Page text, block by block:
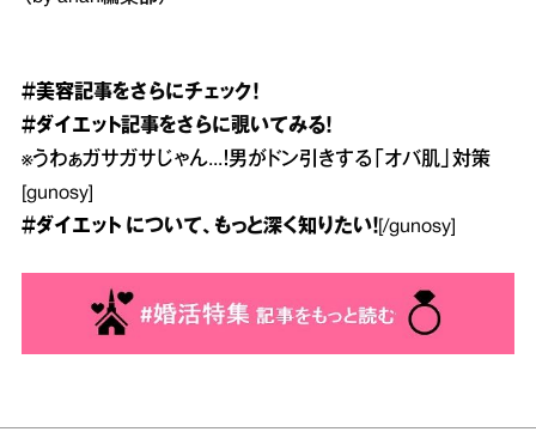
＃美容記事をさらにチェック！
＃ダイエット記事をさらに覗いてみる！
※うわぁガサガサじゃん...！男がドン引きする「オバ肌」対策
[gunosy]
＃ダイエット について、もっと深く知りたい！ [/gunosy]